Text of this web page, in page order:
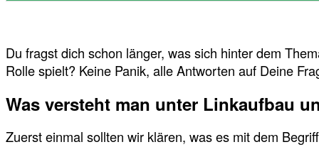
Du fragst dich schon länger, was sich hinter dem
Rolle spielt? Keine Panik, alle Antworten auf Deine
Was versteht man unter Linkaufbau
Zuerst einmal sollten wir klären, was es mit dem